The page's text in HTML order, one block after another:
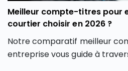
Meilleur compte-titres pour
courtier choisir en 2026 ?
Notre comparatif meilleur
entreprise vous guide à